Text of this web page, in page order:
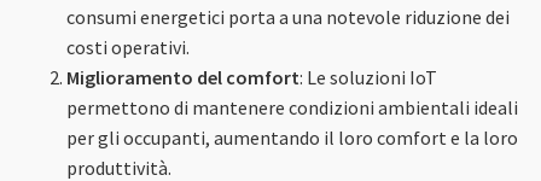
consumi energetici porta a una notevole riduzione dei
costi operativi.
Miglioramento del comfort: Le soluzioni IoT
permettono di mantenere condizioni ambientali ideali
per gli occupanti, aumentando il loro comfort e la loro
produttività.